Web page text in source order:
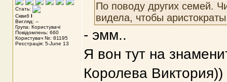
Стать:
Сквиб I
Вигляд: --
Група: Користувачі
Повідомлень: 660
Користувач №: 81195
Реєстрація: 5-June 13
По поводу других семей.
видела, чтобы
- эмм..
Я вон тут на
Королева Виктория))